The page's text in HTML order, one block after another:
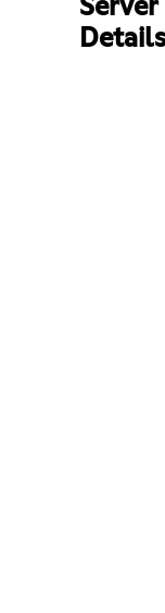
Server
Details